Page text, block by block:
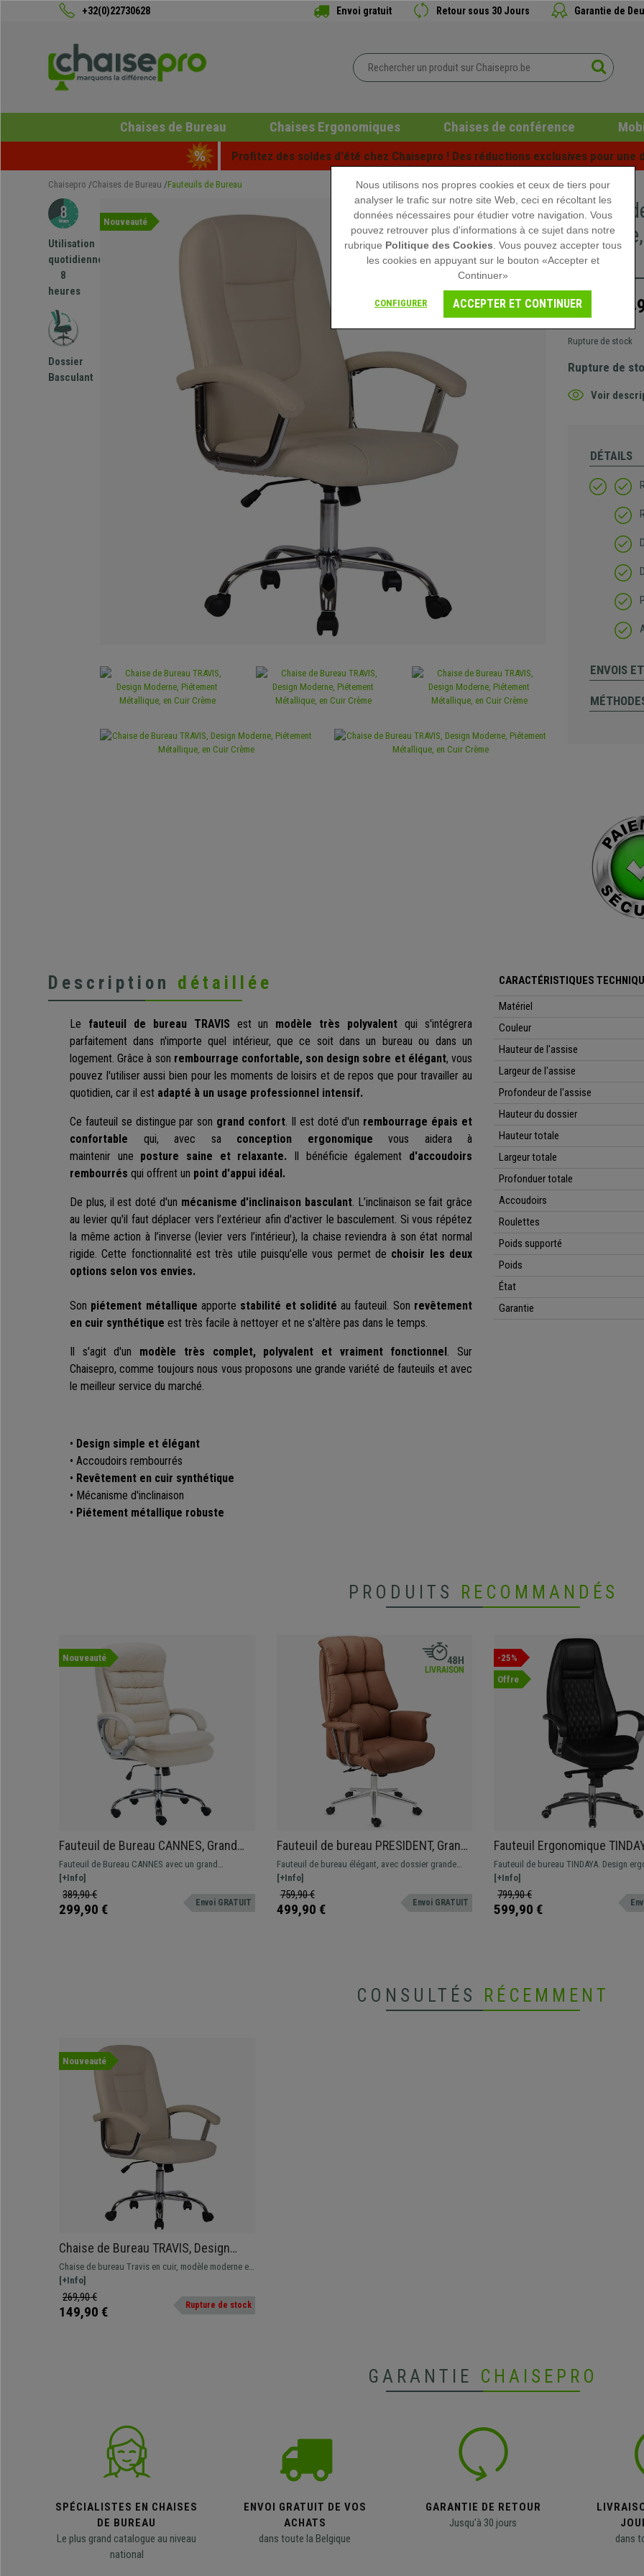
+32(0)22730628 Envoi gratuit Retour sous 30 Jours Garantie de
Chaises de Bureau Chaises Ergonomiques Chaises de conférence
Profitez des soldes d'été chez Chaisepro ! Des réductions exclusives pour une
Chaisepro Chaises de Bureau Fauteuils de Bureau
Utilisation
quotidienne
8
heures
Dossier
Basculant
Nouveauté
Chaise
Crème
269,90 €
Rupture de stock
Rupture de
Voir
DÉTAILS
ENVOIS
Description détaillée
Le fauteuil de bureau TRAVIS est un modèle très polyvalent qui s'intégrera
parfaitement dans n'importe quel intérieur, que ce soit dans un bureau ou dans un
logement. Grâce à son rembourrage confortable, son design sobre et élégant, vous
pouvez l'utiliser aussi bien pour les moments de loisirs et de repos que pour travailler au
quotidien, car il est adapté à un usage professionnel intensif.
Ce fauteuil se distingue par son grand confort. Il est doté d'un rembourrage épais et
confortable qui, avec sa conception ergonomique vous aidera à
maintenir une posture saine et relaxante. Il bénéficie également d'accoudoirs
rembourrés qui offrent un point d'appui idéal.
De plus, il est doté d'un mécanisme d'inclinaison basculant. L’inclinaison se fait grâce
au levier qu'il faut déplacer vers l’extérieur afin d'activer le basculement. Si vous répétez
la même action à l’inverse (levier vers l’intérieur), la chaise reviendra à son état normal
rigide. Cette fonctionnalité est très utile puisqu’elle vous permet de choisir les deux
options selon vos envies.
Son piétement métallique apporte stabilité et solidité au fauteuil. Son revêtement
en cuir synthétique est très facile à nettoyer et ne s'altère pas dans le temps.
Il s'agit d'un modèle très complet, polyvalent et vraiment fonctionnel. Sur
Chaisepro, comme toujours nous vous proposons une grande variété de fauteuils et avec
le meilleur service du marché.
• Design simple et élégant
• Accoudoirs rembourrés
• Revêtement en cuir synthétique
• Mécanisme d'inclinaison
• Piétement métallique robuste
CARACTÉRISTIQUES
Matériel
Couleur
Hauteur de l'assise
Largeur de l'assise
Profondeur de l'assise
Hauteur du dossier
Hauteur totale
Largeur totale
Profonduer totale
Accoudoirs
Roulettes
Poids supporté
Poids
État
Garantie
PRODUITS RECOMMANDÉS
Nouveauté
Fauteuil de Bureau CANNES, Grand
rembourrage, Résistant jusqu'à 150
kg, Cuir, Crème
Fauteuil de Bureau CANNES avec un grand
rembourrage, revêtement en cuir synthétique,
disponible en différentes couleurs. Résistant
jusqu'à 150 kg
[+Info]
389,90 €
299,90 € Envoi GRATUIT
Fauteuil de bureau PRESIDENT, Grand
Confort, Double Rembourrage, Très
Elégant, Marron Clair
Fauteuil de bureau élégant, avec dossier grande
inclinaison. Confort et qualité garantie.
[+Info]
759,90 €
499,90 € Envoi GRATUIT
-25%
Offre
Fauteuil Ergonomique
Design Exclusif, Revêtement,
authentique, Noir
Fauteuil de bureau TINDAYA. Design
très élégant avec des coutures
Fabriqué avec des matériaux de
revêtement en cuir véritable.
[+Info]
799,90 €
599,90 €
CONSULTÉS RÉCEMMENT
Nouveauté
Chaise de Bureau TRAVIS, Design
Moderne, Piétement Métallique, en
Cuir Crème
Chaise de bureau Travis en cuir, modèle moderne et
élégant avec piétement métallique.
[+Info]
269,90 €
149,90 € Rupture de stock
GARANTIE CHAISEPRO
SPÉCIALISTES EN CHAISES
DE BUREAU
Le plus grand catalogue au niveau
national
ENVOI GRATUIT DE VOS
ACHATS
dans toute la Belgique
GARANTIE DE RETOUR
Jusqu'à 30 jours
dans
Nous utilisons nos propres cookies et ceux de tiers pour
analyser le trafic sur notre site Web, ceci en récoltant les
données nécessaires pour étudier votre navigation. Vous
pouvez retrouver plus d'informations à ce sujet dans notre
rubrique Politique des Cookies . Vous pouvez accepter tous
les cookies en appuyant sur le bouton «Accepter et
Continuer»
CONFIGURER ACCEPTER ET CONTINUER